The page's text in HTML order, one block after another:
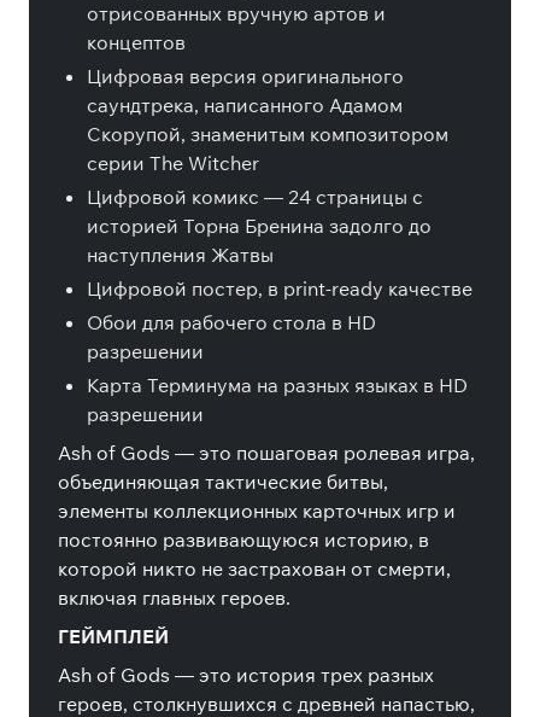
отрисованных вручную артов и
концептов
Цифровая версия оригинального
саундтрека, написанного Адамом
Скорупой, знаменитым композитором
серии The Witcher
Цифровой комикс — 24 страницы с
историей Торна Бренина задолго до
наступления Жатвы
Цифровой постер, в print-ready качестве
Обои для рабочего стола в HD
разрешении
Карта Терминума на разных языках в HD
разрешении
Ash of Gods — это пошаговая ролевая игра,
объединяющая тактические битвы,
элементы коллекционных карточных игр и
постоянно развивающуюся историю, в
которой никто не застрахован от смерти,
включая главных героев.
ГЕЙМПЛЕЙ
Ash of Gods — это история трех разных
героев, столкнувшихся с древней напастью,